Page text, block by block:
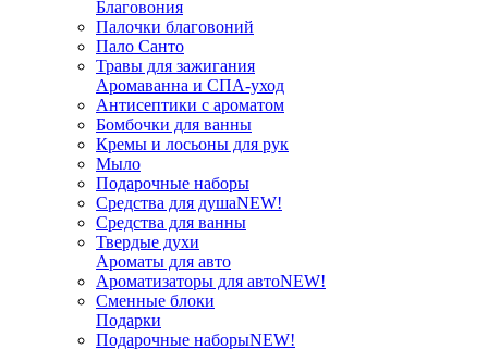
Благовония
Палочки благовоний
Пало Санто
Травы для зажигания
Аромаванна и СПА-уход
Антисептики с ароматом
Бомбочки для ванны
Кремы и лосьоны для рук
Мыло
Подарочные наборы
Средства для душаNEW!
Средства для ванны
Твердые духи
Ароматы для авто
Ароматизаторы для автоNEW!
Сменные блоки
Подарки
Подарочные наборыNEW!